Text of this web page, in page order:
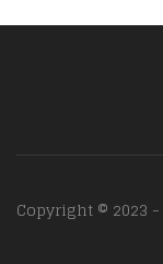
Copyright © 2023